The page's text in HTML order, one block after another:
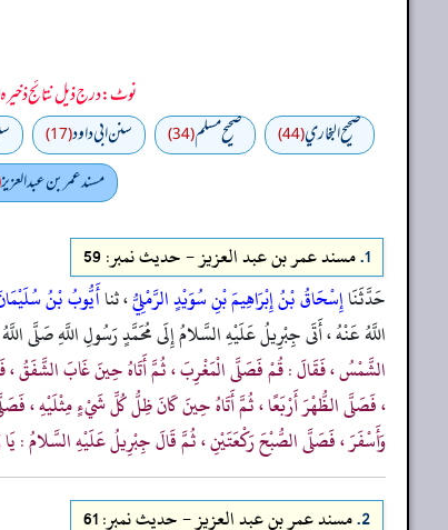
نوٹ: درج ذیل نتائج ذخیرہ احادیث کے 75 فیصد ڈیٹا سے منتخب کیے گئے ہیں، یعنی ان راوی پر مزید احادیث بھی موجود
صحيح البخاري(44) صحيح مسلم(34) سنن ابي داود(17)
مسند عمر بن عبد العزيز
1. مسند عمر بن عبد العزيز - حدیث نمبر: 59
حَدَّثَنَاإِسْحَاقُ بْنُ إِبْرَاهِيمَ بْنِ سُوَيْدٍ الرَّمْلِيُّ، ثناأَيُّوبُ بْنُ
اللَّهُ عَنْهُ ، أَتَى جِبْرِيلُ عَلَيْهِ السَّلامُ إِلَى مُحَمَّدٍ رَسُولِ اللَّهِ صَلَّى
الشَّمْسُ ، فَقَالَ : قُمْ فَصَلَّى الْمَغْرِبَ ، ثُمَّ أَتَاهُ حِينَ غَابَ الشَّفَقُ ،
، فَصَلَّى الظُّهْرَ أَرْبَعًا ، ثُمَّ أَتَاهُ حِينَ كَانَ ظِلُّ كُلِّ شَيْءٍ مِثْلَيْهِ ،
وَأَسْفَرَ ، فَصَلَّى الصُّبْحَ رَكْعَتَيْنِ ، ثُمَّ قَالَ جِبْرِيلُ عَلَيْهِ السَّلامُ :
2. مسند عمر بن عبد العزيز - حدیث نمبر: 61